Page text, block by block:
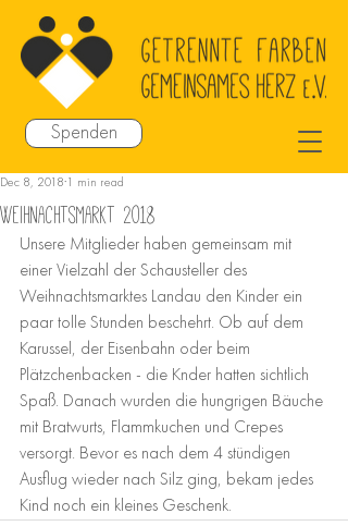
Spenden
Weihnachtsmarkt 2018
Dec 8, 2018 1 min read
Unsere Mitglieder haben gemeinsam mit
einer Vielzahl der Schausteller des
Weihnachtsmarktes Landau den Kinder ein
paar tolle Stunden beschehrt. Ob auf dem
Karussel, der Eisenbahn oder beim
Plätzchenbacken - die Knder hatten sichtlich
Spaß. Danach wurden die hungrigen Bäuche
mit Bratwurts, Flammkuchen und Crepes
versorgt. Bevor es nach dem 4 stündigen
Ausflug wieder nach Silz ging, bekam jedes
Kind noch ein kleines Geschenk.